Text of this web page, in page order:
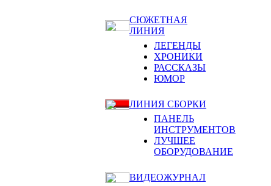
СЮЖЕТНАЯ
ЛИНИЯ
ЛЕГЕНДЫ
ХРОНИКИ
РАССКАЗЫ
ЮМОР
ЛИНИЯ СБОРКИ
ПАНЕЛЬ
ИНСТРУМЕНТОВ
ЛУЧШЕЕ
ОБОРУДОВАНИЕ
ВИДЕОЖУРНАЛ